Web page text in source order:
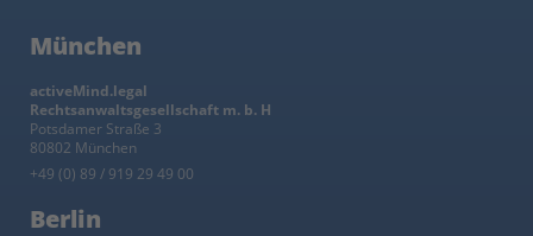
München
activeMind.legal
Rechtsanwaltsgesellschaft m. b. H
Potsdamer Straße 3
80802 München
+49 (0) 89 / 919 29 49 00
Berlin